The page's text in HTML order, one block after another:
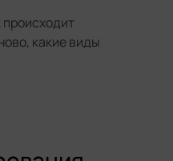
происходит
какие виды